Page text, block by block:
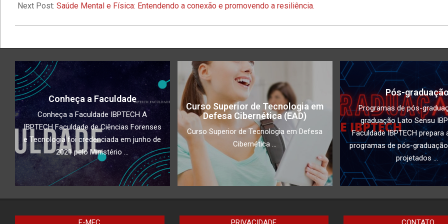
02
Next Post: Saúde Mental e Física: Entendendo a conexão e promovendo a resiliência.
Conheça a Faculdade
Conheça a Faculdade IBPTECH A
IBPTECH Faculdade de Ciências Forenses
e Tecnologia foi credenciada em junho de
2021 pelo Ministério ...
Curso Superior de Tecnologia em
Defesa Cibernética (EAD)
Curso Superior de Tecnologia em Defesa
Cibernética ...
Pós-graduação
Programas de pós-
graduação Lato Sensu
Faculdade IBPTECH prepara
programas de pós-
projetados ...